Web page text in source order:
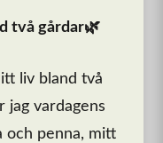
två gårdar🌿
liv bland två
jag vardagens
och penna, mitt